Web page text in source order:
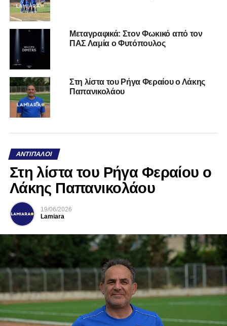
Μεταγραφικά: Στον Φωκικό από τον
ΠΑΣ Λαμία ο Φυτόπουλος
Στη λίστα του Ρήγα Φεραίου ο Λάκης
Παπανικολάου
ΑΝΤΊΠΑΛΟΙ
Στη λίστα του Ρήγα Φεραίου ο
Λάκης Παπανικολάου
19/06/2026
Lamiara